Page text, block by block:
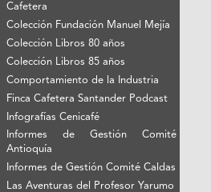
Cafetera
Colección Fundación Manuel Mejía
Colección Libros 80 años
Colección Libros 85 años
Comportamiento de la Industria
Finca Cafetera Santander Podcast
Infografías Cenicafé
Informes de Gestión Comité
Antioquía
Informes de Gestión Comité Caldas
Las Aventuras del Profesor Yarumo